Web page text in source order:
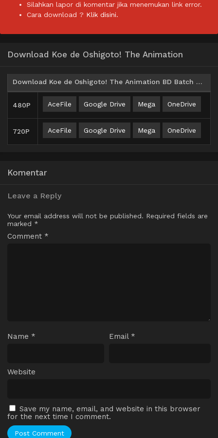
Silahkan lapor di komentar jika menemukan link error.
Cara download ? Klik disini.
Download Koe de Oshigoto! The Animation
Download Koe de Oshigoto! The Animation BD Batch Subtitle Indonesia
480P AceFile Google Drive Mega OneDrive
720P AceFile Google Drive Mega OneDrive
Komentar
Leave a Reply
Your email address will not be published. Required fields are
marked *
Comment *
Name * Email *
Website
Save my name, email, and website in this browser
for the next time I comment.